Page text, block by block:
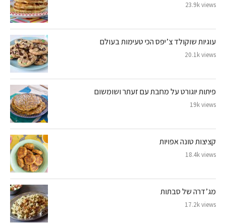
23.9k views
עוגיות שוקולד צ’יפס הכי טעימות בעולם
20.1k views
פיתות יוגורט על מחבת עם זעתר ושומשום
19k views
קציצות טונה אפויות
18.4k views
מג’דרה של סבתות
17.2k views